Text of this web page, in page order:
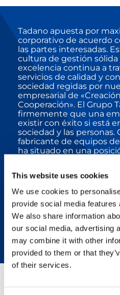
This website uses cookies
We use cookies to
provide social media
We also share information
our social media, advertising
may combine it with other
provided to them or that
of their services.
Tadano apuesta por
corporativo de acuerdo
las partes interesadas.
cultura de gestión
excelencia continua a
servicios de calidad y
sociedad regidas por
empresarial de
Cooperación». El Grupo
firmemente que una
existir con éxito si está
sociedad y las
fabricante de equipos
ha situado en una
infraestructuras
Nos esforzamos
eficiencia responsable
hasta la generación de
maximice el
RELACIONES CON
QUICK LINKS